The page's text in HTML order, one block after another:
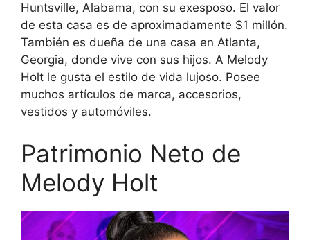
Huntsville, Alabama, con su exesposo. El valor
de esta casa es de aproximadamente $1 millón.
También es dueña de una casa en Atlanta,
Georgia, donde vive con sus hijos. A Melody
Holt le gusta el estilo de vida lujoso. Posee
muchos artículos de marca, accesorios,
vestidos y automóviles.
Patrimonio Neto de
Melody Holt